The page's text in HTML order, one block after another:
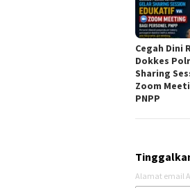
Cegah Dini
Dokkes
Sharing
Zoom
PNPP
Alamat email